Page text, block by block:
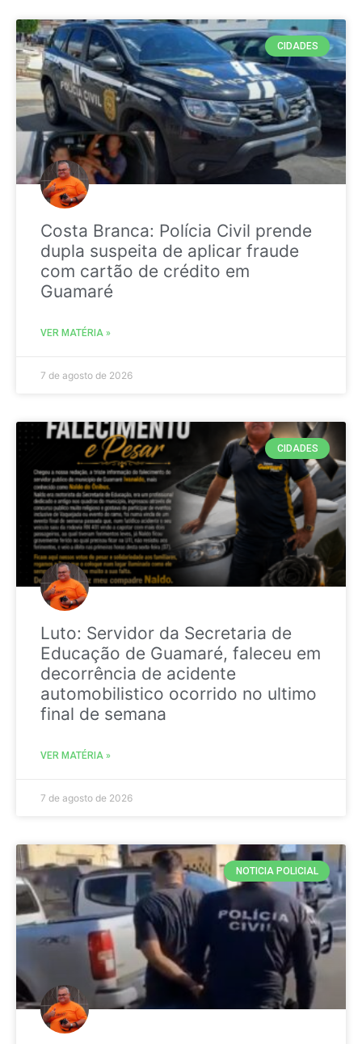
CIDADES
Costa Branca: Polícia Civil prende
dupla suspeita de aplicar fraude
com cartão de crédito em
Guamaré
VER MATÉRIA »
7 de agosto de 2026
CIDADES
Luto: Servidor da Secretaria de
Educação de Guamaré, faleceu em
decorrência de acidente
automobilistico ocorrido no ultimo
final de semana
VER MATÉRIA »
7 de agosto de 2026
NOTICIA POLICIAL